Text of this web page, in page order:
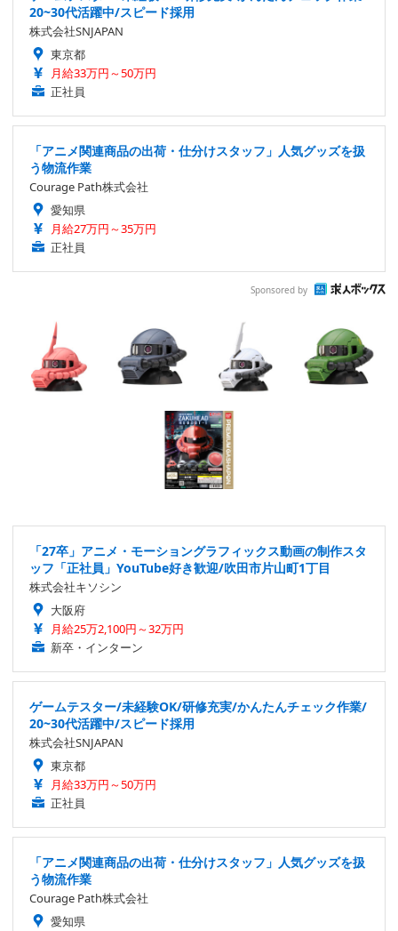
20~30代活躍中/スピード採用
株式会社SNJAPAN
東京都
月給33万円～50万円
正社員
「アニメ関連商品の出荷・仕分けスタッフ」人気グッズを扱
う物流作業
Courage Path株式会社
愛知県
月給27万円～35万円
正社員
Sponsored by
「27卒」アニメ・モーショングラフィックス動画の制作スタ
ッフ「正社員」YouTube好き歓迎/吹田市片山町1丁目
株式会社キソシン
大阪府
月給25万2,100円～32万円
新卒・インターン
ゲームテスター/未経験OK/研修充実/かんたんチェック作業/
20~30代活躍中/スピード採用
株式会社SNJAPAN
東京都
月給33万円～50万円
正社員
「アニメ関連商品の出荷・仕分けスタッフ」人気グッズを扱
う物流作業
Courage Path株式会社
愛知県